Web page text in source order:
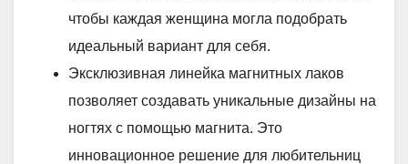
чтобы каждая женщина могла подобрать
идеальный вариант для себя.
Эксклюзивная линейка магнитных лаков
позволяет создавать уникальные дизайны на
ногтях с помощью магнита. Это
инновационное решение для любительниц